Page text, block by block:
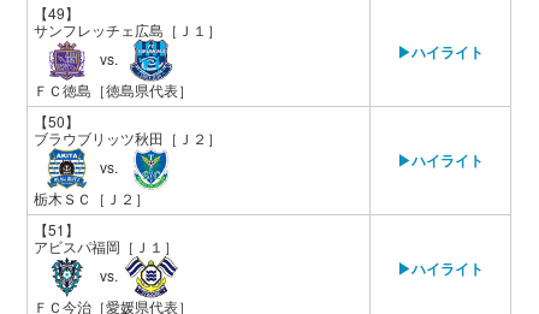
【49】
サンフレッチェ広島 ［Ｊ１］
vs.
ＦＣ徳島 ［徳島県代表］
▶ハイライト
【50】
ブラウブリッツ秋田 ［Ｊ２］
vs.
栃木ＳＣ
［Ｊ２］
▶ハイライト
【51】
アビスパ福岡 ［Ｊ１］
vs.
ＦＣ今治 ［愛媛県代表］
▶ハイライト